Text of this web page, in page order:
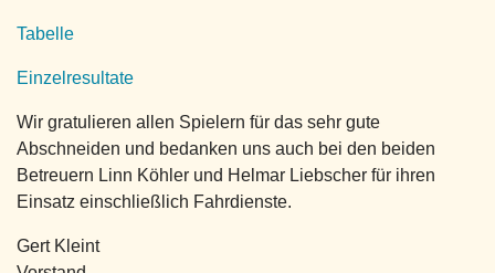
Tabelle
Einzelresultate
Wir gratulieren allen Spielern für das sehr gute
Abschneiden und bedanken uns auch bei den beiden
Betreuern Linn Köhler und Helmar Liebscher für ihren
Einsatz einschließlich Fahrdienste.
Gert Kleint